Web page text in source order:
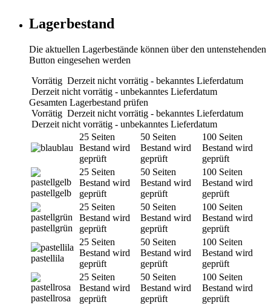
Lagerbestand
Die aktuellen Lagerbestände können über den untenstehenden
Button eingesehen werden
Vorrätig Derzeit nicht vorrätig - bekanntes Lieferdatum
Derzeit nicht vorrätig - unbekanntes Lieferdatum
Gesamten Lagerbestand prüfen
Vorrätig Derzeit nicht vorrätig - bekanntes Lieferdatum
Derzeit nicht vorrätig - unbekanntes Lieferdatum
blau
25 Seiten
Bestand wird
geprüft
50 Seiten
Bestand wird
geprüft
100 Seiten
Bestand wird
geprüft
pastellgelb
25 Seiten
Bestand wird
geprüft
50 Seiten
Bestand wird
geprüft
100 Seiten
Bestand wird
geprüft
pastellgrün
25 Seiten
Bestand wird
geprüft
50 Seiten
Bestand wird
geprüft
100 Seiten
Bestand wird
geprüft
pastellila
25 Seiten
Bestand wird
geprüft
50 Seiten
Bestand wird
geprüft
100 Seiten
Bestand wird
geprüft
pastellrosa
25 Seiten
Bestand wird
geprüft
50 Seiten
Bestand wird
geprüft
100 Seiten
Bestand wird
geprüft